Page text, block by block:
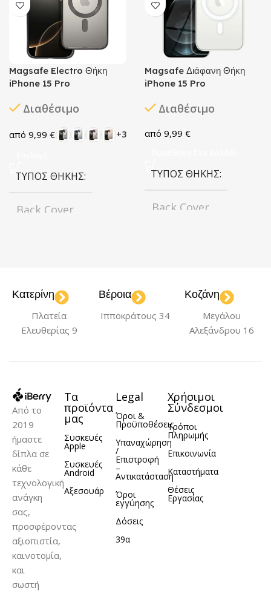
Magsafe Electro Θήκη
iPhone 15 Pro
Διαθέσιμο
9,99 € +3
ΤΎΠΟΣ ΘΉΚΗΣ
Back Cover
Purple,Gold
Rose
Gold
Silver
Titanium
ΜΟΝΤΈΛΟ
iPhone 15 Pro
ΥΛΙΚΌ Σιλικόνη
Magsafe Διάφανη Θήκη
iPhone 15 Pro
Διαθέσιμο
9,99 €
ΤΎΠΟΣ ΘΉΚΗΣ
Back Cover
ΜΟΝΤΈΛΟ
Κατερίνη
Πλατεία
Ελευθερίας 9
Βέροια
Ιπποκράτους 34
Κοζάνη
Μεγάλου
Αλεξάνδρου 16
Από το
2019
ήμαστε
δίπλα σε
κάθε
τεχνολογική
ανάγκη
σας,
προσφέροντας
αξιοπιστία,
καινοτομία,
και
σωστή
Τα
προϊόντα
μας
Συσκευές
Apple
Συσκευές
Android
Αξεσουάρ
Legal
Όροι &
Προϋποθέσεις
Υπαναχώρηση
/
Επιστροφή
–
Αντικατάσταση
Όροι
εγγύησης
Δόσεις
39α
Χρήσιμοι
Σύνδεσμοι
Τρόποι
Πληρωμής
Επικοινωνία
Καταστήματα
Θέσεις
Εργασίας